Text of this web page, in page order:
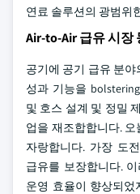
연료 솔루션의 광범위
Air-to-Air 급유 시장
공기에 공기 급유 분
성과 기능을
및 호스 설계 및 정밀
업을 재조합합니다.
자랑합니다. 가장 도
급유를 보장합니다.
운영 효율이 향상되